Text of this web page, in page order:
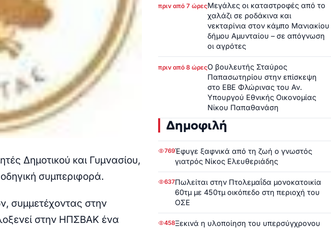
Δημοτικού και Γυμνασίου,
συμπεριφορά.
συμμετέχοντας στην
στην ΗΠΣΒΑΚ ένα
πριν από 7 ώρεςΜεγάλες οι καταστροφές από το
χαλάζι σε ροδάκινα και
νεκταρίνια στον κάμπο Μανιακίου
δήμου Αμυνταίου – σε απόγνωση
οι αγρότες
πριν από 8 ώρεςΟ βουλευτής Σταύρος
Παπασωτηρίου στην επίσκεψη
στο ΕΒΕ Φλώρινας του Αν.
Υπουργού Εθνικής Οικονομίας
Νίκου Παπαθανάση
Δημοφιλή
769Έφυγε ξαφνικά από τη ζωή ο γνωστός
γιατρός Νίκος Ελευθεριάδης
637Πωλείται στην Πτολεμαΐδα μονοκατοικία
60τμ με 450τμ οικόπεδο στη περιοχή του
ΟΣΕ
458Ξεκινά η υλοποίηση του υπερσύγχρονου